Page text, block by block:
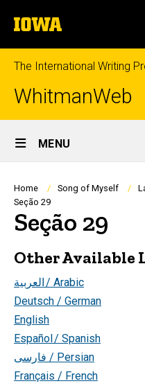
to
content
The
University
of
Iowa
The International Writing
WhitmanWeb
Site
Main
Navigation
MENU
Breadcrumb
Home Song of Myself
Seção 29
Seção 29
Other Available
العربية / Arabic
Deutsch / German
English
Español / Spanish
فارسی / Persian
Français / French